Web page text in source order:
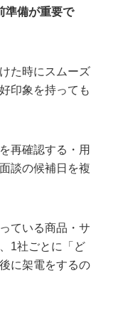
準備が重要で
た時にスムーズ
印象を持っても
再確認する・用
談の候補日を複
ている商品・サ
1社ごとに「ど
に架電をするの